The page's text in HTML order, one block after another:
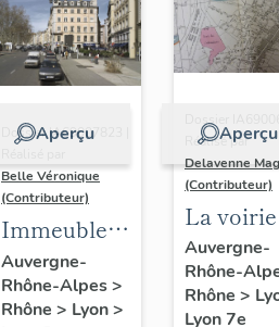
Aperçu
Dossier IA69007823 |
Belle Véronique
(Contributeur)
Immeubles
du secteur
des
Jacobins
Auvergne-
Rhône-Alpes>
Rhône > Lyon>
Aperçu
Dossier
Réalisé par
Delavenne
(Contributeur)
La
secteur
d'étude
"Saint-
Auvergne-
Rhône-
Rhône >
Lyon 7e